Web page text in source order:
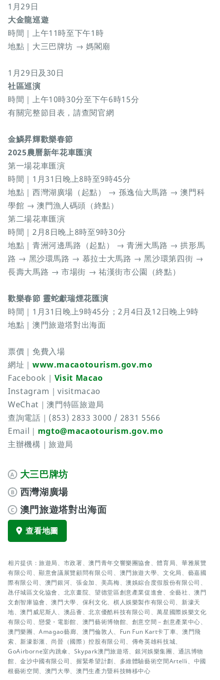
1月29日
大金龍巡遊
時間｜上午11時至下午1時
地點｜大三巴牌坊 → 媽閣廟
1月29日及30日
社區巡演
時間｜上午10時30分至下午6時15分
有關完整節目表，請查閱官網
金鱗昇輝歡樂春節
2025農曆新年花車匯演
第一場花車匯演
時間｜1月31日晚上8時至9時45分
地點｜西灣湖廣場（起點） → 孫逸仙大馬路 → 澳門科
學館 → 澳門漁人碼頭（終點）
第二場花車匯演
時間｜2月8日晚上8時至9時30分
地點｜青洲河邊馬路（起點） → 青洲大馬路 → 拱形馬
路 → 黑沙環馬路 → 慕拉士大馬路 → 黑沙環第四街 →
長壽大馬路 → 市場街 → 祐漢街市公園（終點）
歡樂春節 靈蛇獻瑞煙花匯演
時間｜1月31日晚上9時45分；2月4日及12日晚上9時
地點｜澳門旅遊塔對出海面
票價｜免費入場
網址｜ www.macaotourism.gov.mo
Facebook｜ Visit Macao
Instagram｜visitmacao
WeChat｜澳門特區旅遊局
查詢電話｜(853) 2833 3000 / 2831 5566
Email｜ mgto@macaotourism.gov.mo
主辦機構｜旅遊局
A 大三巴牌坊
B 西灣湖廣場
C 澳門旅遊塔對出海面
查看地圖
相片提供：旅遊局、市政署、澳門青年交響樂團協會、體育局、華雅展覽
有限公司、顯意會議展覽顧問有限公司、澳門旅遊大學、文化局、藝嘉國
際有限公司、澳門銀河、張金加、美高梅、澳娛綜合度假股份有限公司、
氹仔城區文化協會、北京畫院、望德堂區創意產業促進會、全藝社、澳門
文創智庫協會、澳門大學、保利文化、棋人娛樂製作有限公司、新濠天
地、澳門威尼斯人、澳品薈、北京優酷科技有限公司、萬星國際娛樂文化
有限公司、戀愛・電影館、澳門藝術博物館、創意空間－創意產業中心、
澳門樂團、Amagao藝廊、澳門倫敦人、Fun Fun Kart卡丁車、澳門飛
索、新濠影滙、尚晉（國際）控股有限公司、傳奇英雄科技城、
GoAirborne室內跳傘、Skypark澳門旅遊塔、銀河娛樂集團、通訊博物
館、金沙中國有限公司、握緊希望計劃、多維體驗藝術空間Artelli、中國
根藝術空間、澳門大學、澳門生產力暨科技轉移中心